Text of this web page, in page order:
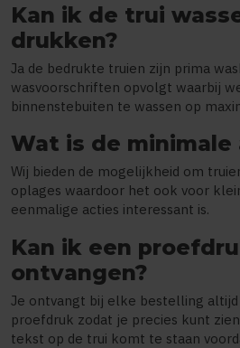
Kan ik de trui
drukken?
Ja de bedrukte truien zijn prima
wasvoorschriften opvolgt waarbij
binnenstebuiten te wassen op
Wat is de minimale
Wij bieden de mogelijkheid om
oplages waardoor het ook voor
eenmalige acties interessant is.
Kan ik een
ontvangen?
Je ontvangt bij elke bestelling
proefdruk zodat je precies kunt
tekst op de trui komt te staan